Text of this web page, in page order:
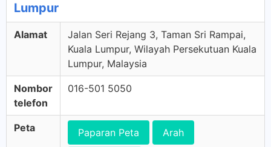
Lumpur
Alamat
Jalan Seri Rejang 3, Taman Sri Rampai,
Kuala Lumpur, Wilayah Persekutuan Kuala
Lumpur, Malaysia
Nombor
telefon
016-501 5050
Peta Paparan Peta Arah